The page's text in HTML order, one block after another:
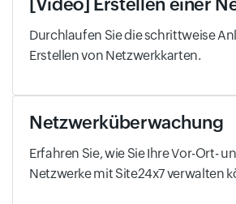
[Video] Erstellen einer
Durchlaufen Sie die schrittweise
Erstellen von Netzwerkkarten.
Netzwerküberwachung
Erfahren Sie, wie Sie Ihre Vor-Ort-
Netzwerke mit Site24x7 verwalten